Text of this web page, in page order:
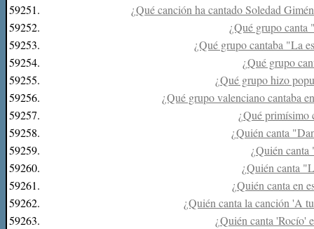
59251.
¿Qué canción ha cantado Soledad
59252.
¿Qué grupo canta
59253.
¿Qué grupo cantaba "La
59254.
¿Qué grupo
59255.
¿Qué grupo hizo
59256.
¿Qué grupo valenciano cantaba
59257.
¿Qué primísimo
59258.
¿Quién canta
59259.
¿Quién
59260.
¿Quién canta
59261.
¿Quién canta en
59262.
¿Quién canta la canción 'A
59263.
¿Quién canta 'Rocío'